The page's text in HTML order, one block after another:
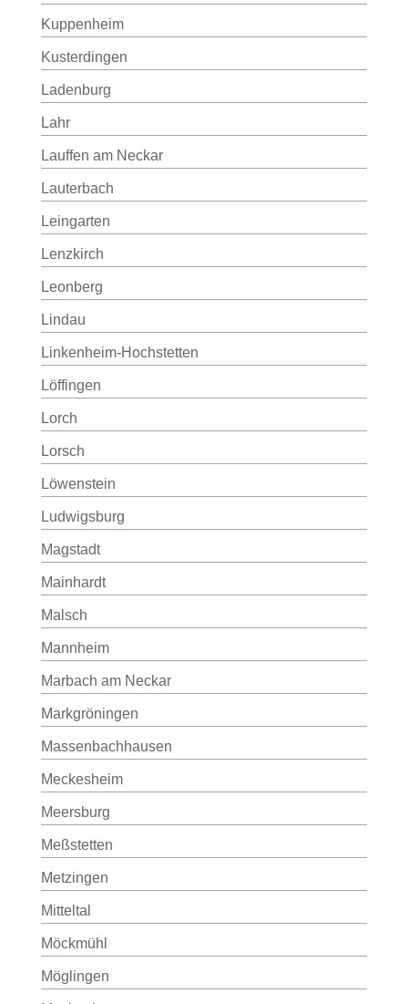
Kuppenheim
Kusterdingen
Ladenburg
Lahr
Lauffen am Neckar
Lauterbach
Leingarten
Lenzkirch
Leonberg
Lindau
Linkenheim-Hochstetten
Löffingen
Lorch
Lorsch
Löwenstein
Ludwigsburg
Magstadt
Mainhardt
Malsch
Mannheim
Marbach am Neckar
Markgröningen
Massenbachhausen
Meckesheim
Meersburg
Meßstetten
Metzingen
Mitteltal
Möckmühl
Möglingen